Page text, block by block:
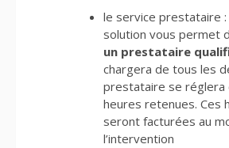
le service prestataire
solution vous permet
un prestataire
chargera de tous les
prestataire se réglera
heures retenues. Ces
seront facturées au
l’intervention